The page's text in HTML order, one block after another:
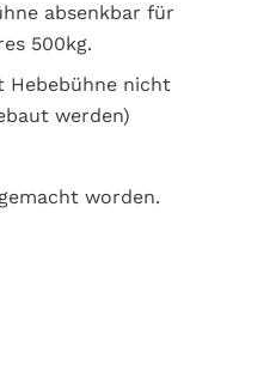
absenkbar für
500kg.
Hebebühne nicht
werden)
worden.